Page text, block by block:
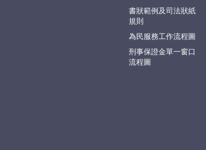
書狀範例及司法狀紙
規則
為民服務工作流程圖
刑事保證金單一窗口
流程圖